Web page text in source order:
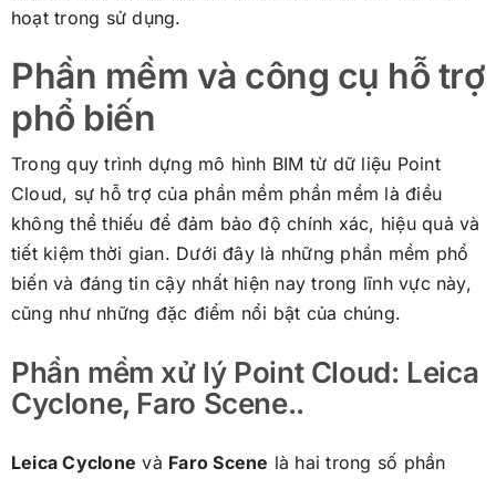
hoạt trong sử dụng.
Phần mềm và công cụ hỗ trợ
phổ biến
Trong quy trình dựng mô hình BIM từ dữ liệu Point
Cloud, sự hỗ trợ của phần mềm phần mềm là điều
không thể thiếu để đảm bảo độ chính xác, hiệu quả và
tiết kiệm thời gian. Dưới đây là những phần mềm phổ
biến và đáng tin cậy nhất hiện nay trong lĩnh vực này,
cũng như những đặc điểm nổi bật của chúng.
Phần mềm xử lý Point Cloud: Leica
Cyclone, Faro Scene..
Leica Cyclone và Faro Scene là hai trong số phần